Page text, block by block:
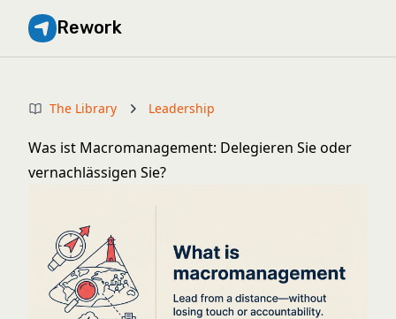
Rework
The Library Leadership
Was ist Macromanagement: Delegieren Sie oder
vernachlässigen Sie?